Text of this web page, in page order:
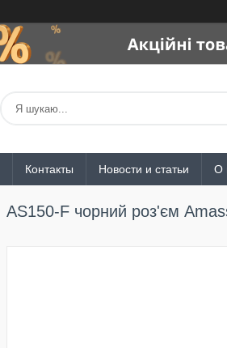
Контакты Новости и статьи О
AS150-F чорний роз'єм